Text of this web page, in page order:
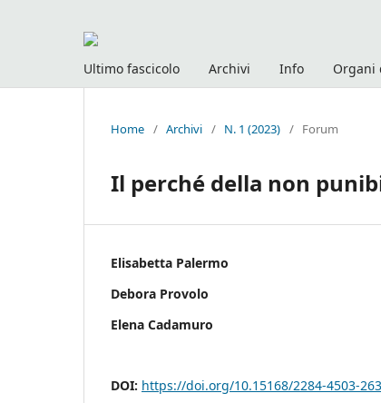
Ultimo fascicolo Archivi Info Organi
Home / Archivi / N. 1 (2023) / Forum
Il perché della non
Elisabetta Palermo
Debora Provolo
Elena Cadamuro
DOI: https://doi.org/10.15168/2284-4503-